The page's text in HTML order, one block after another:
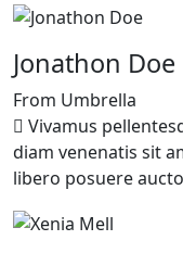
Jonathon Doe
From Umbrella
Vivamus
diam venenatis sit
libero posuere